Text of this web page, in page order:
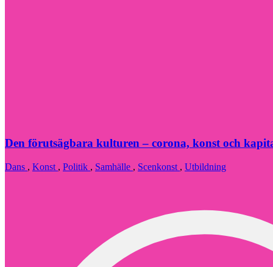
Den förutsägbara kulturen – corona, konst och
Dans , Konst , Politik , Samhälle , Scenkonst , Utbildning